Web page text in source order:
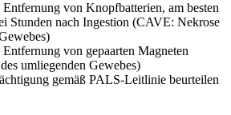
von Knopfbatterien, am besten
Stunden nach Ingestion (CAVE: Nekrose
von gepaarten Magneten
umliegenden Gewebes)
gemäß PALS-Leitlinie beurteilen